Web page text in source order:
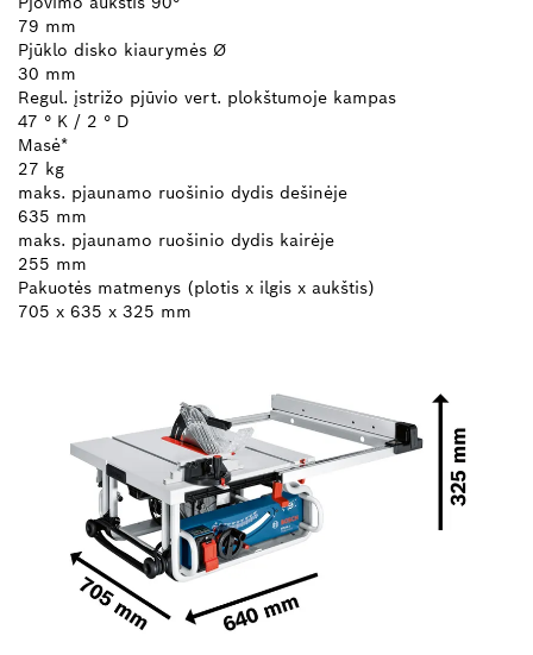
79 mm
Pjūklo disko kiaurymės Ø
30 mm
Regul. įstrižo pjūvio vert. plokštumoje kampas
47 ° K / 2 ° D
Masė*
27 kg
maks. pjaunamo ruošinio dydis dešinėje
635 mm
maks. pjaunamo ruošinio dydis kairėje
255 mm
Pakuotės matmenys (plotis x ilgis x aukštis)
705 x 635 x 325 mm